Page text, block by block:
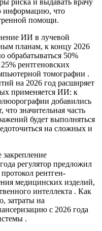
риска и выдавать врачу
информацию, что
помощи.
ИИ в лучевой
планам, к концу 2026
обрабатываться 50%
рентгеновских
томографии .
на 2026 год расширяет
применяется ИИ: к
добавились
значительная часть
будет выполняться
на сложных и
регулятор предложил
рентген-
медицинских изделий,
интеллекта . Как
затраты на
с 2026 года
.